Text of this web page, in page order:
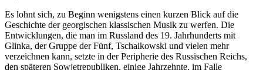
Es lohnt sich, zu Beginn wenigstens einen kurzen Blick auf die
Geschichte der georgischen klassischen Musik zu werfen. Die
Entwicklungen, die man im Russland des 19. Jahrhunderts mit
Glinka, der Gruppe der Fünf, Tschaikowski und vielen mehr
verzeichnen kann, setzte in der Peripherie des Russischen Reichs,
den späteren Sowjetrepubliken, einige Jahrzehnte, im Falle